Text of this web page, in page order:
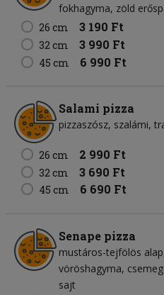
fokhagyma zöld
26 cm
3 190 Ft
32 cm 3 990 Ft
45 cm 6 990 Ft
Salami pizza
pizzaszósz szalámi
26 cm 2 990 Ft
32 cm 3 690 Ft
45 cm 6 690 Ft
Senape pizza
mustáros-tejfölös alap
vöröshagyma
sajt